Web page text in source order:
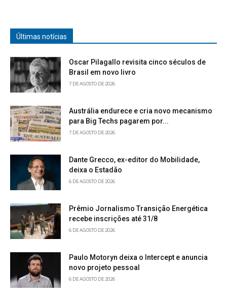
Últimas notícias
Oscar Pilagallo revisita cinco séculos de
Brasil em novo livro
7 DE AGOSTO DE 2026
Austrália endurece e cria novo mecanismo
para Big Techs pagarem por...
7 DE AGOSTO DE 2026
Dante Grecco, ex-editor do Mobilidade,
deixa o Estadão
6 DE AGOSTO DE 2026
Prêmio Jornalismo Transição Energética
recebe inscrições até 31/8
6 DE AGOSTO DE 2026
Paulo Motoryn deixa o Intercept e anuncia
novo projeto pessoal
6 DE AGOSTO DE 2026